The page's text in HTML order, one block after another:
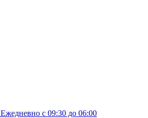
Ежедневно с 09:30 до 06:00